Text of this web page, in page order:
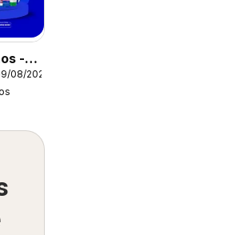
-
08/2026